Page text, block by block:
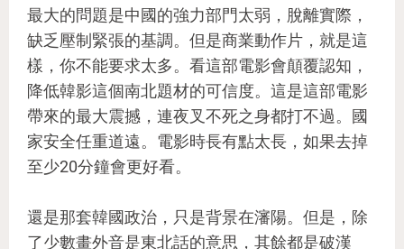
最大的問題是中國的強力部門太弱，脫離實際，
缺乏壓制緊張的基調。但是商業動作片，就是這
樣，你不能要求太多。看這部電影會顛覆認知，
降低韓影這個南北題材的可信度。這是這部電影
帶來的最大震撼，連夜叉不死之身都打不過。國
家安全任重道遠。電影時長有點太長，如果去掉
至少20分鐘會更好看。
還是那套韓國政治，只是背景在瀋陽。但是，除
了少數畫外音是東北話的意思，其餘都是破漢